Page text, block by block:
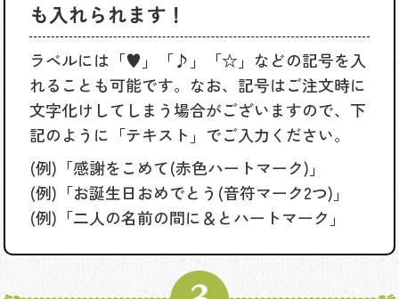
も入れられます！
ラベルには「♥」「♪」「☆」などの記号を入
れることも可能です。なお、記号はご注文時に
文字化けしてしまう場合がございますので、下
記のように「テキスト」でご入力ください。
(例)「感謝をこめて(赤色ハートマーク)」
(例)「お誕生日おめでとう(音符マーク2つ)」
(例)「二人の名前の間に＆とハートマーク」